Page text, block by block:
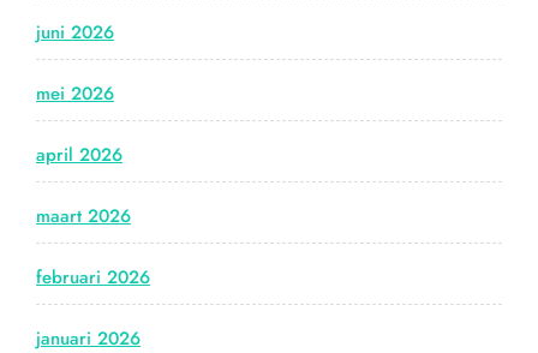
juni 2026
mei 2026
april 2026
maart 2026
februari 2026
januari 2026